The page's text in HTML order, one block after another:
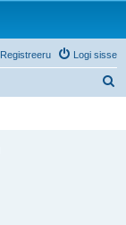
Logi sisse
Registreeru